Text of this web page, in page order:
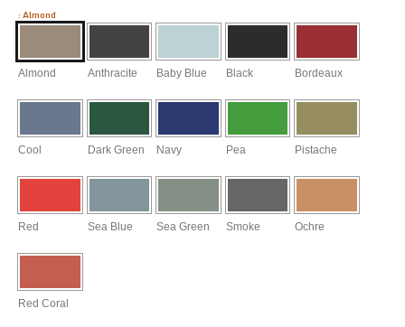
:Almond
Almond Anthracite Baby Blue Black Bordeaux
Cool Dark Green Navy Pea Pistache
Red Sea Blue Sea Green Smoke Ochre
Red Coral